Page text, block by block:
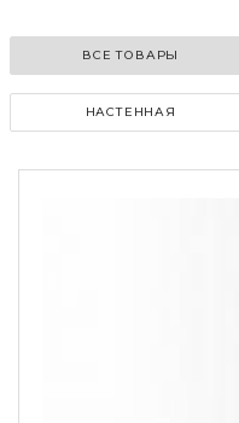
ВСЕ ТОВАРЫ
НАСТЕННАЯ